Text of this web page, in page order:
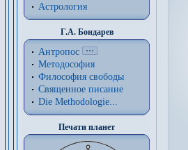
Астрология
Г.А. Бондарев
Антропос
Методософия
Философия cвободы
Священное писание
Die Methodologie...
Печати планет